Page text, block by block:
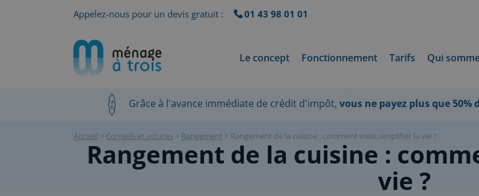
Appelez-nous pour un devis gratuit : 01 43 98 01 01
Le concept Fonctionnement Tarifs Qui
Grâce à l'avance immédiate de crédit d'impôt, vous ne payez plus que 50%
Accueil > Conseils et astuces > Rangement > Rangement de la cuisine : comment vous simplifier la vie ?
Rangement de la cuisine :
vie ?